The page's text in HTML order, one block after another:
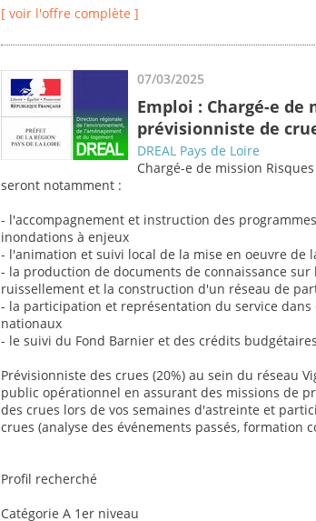
[ voir l'offre complète ]
07/03/2025
Emploi : Chargé-e
prévisionniste de
DREAL Pays de Loire
Chargé-e de mission
seront notamment :
- l'accompagnement et instruction des
inondations à enjeux
- l'animation et suivi local de la mise en oeuvre de
- la production de documents de connaissance
ruissellement et la construction d'un réseau de
- la participation et représentation du service dans
nationaux
- le suivi du Fond Barnier et des crédits
Prévisionniste des crues (20%) au sein du réseau
public opérationnel en assurant des missions de
des crues lors de vos semaines d'astreinte et
crues (analyse des événements passés, formation
Profil recherché
Catégorie A 1er niveau